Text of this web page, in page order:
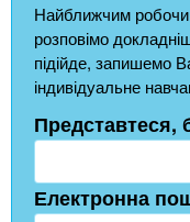
Найближчим
розповімо
підійде, запишемо
індивідуальне
Представтеся,
Електронна